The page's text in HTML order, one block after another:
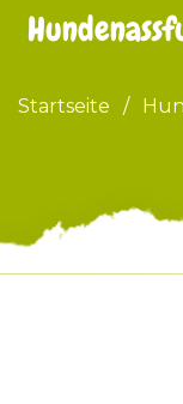
Startseite /